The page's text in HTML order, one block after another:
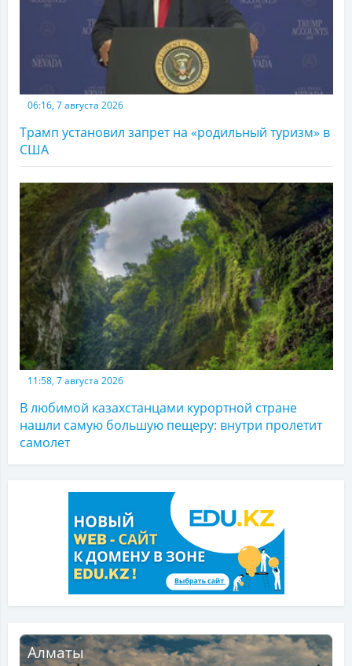
06:16, 7 августа 2026
Трамп установил запрет на «родильный туризм» в
США
11:58, 7 августа 2026
В любимой казахстанцами курортной стране
нашли самую большую пещеру: внутри пролетит
самолет
Алматы